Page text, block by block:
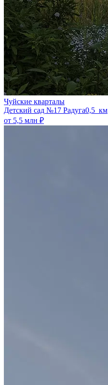
Чуйские кварталы
​Детский сад №17 Радуга0,5 км
от 5,5 млн ₽